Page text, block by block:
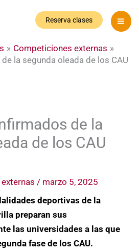
Reserva clases
Competiciones externas
la segunda oleada de los CAU
de la
de los CAU
/ marzo 5, 2025
deportivas de la
preparan sus
las universidades a las que
fase de los CAU.